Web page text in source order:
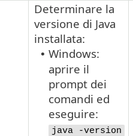
Determinare la
versione di Java
installata:
• Windows:
aprire il
prompt dei
comandi ed
eseguire:
java -version